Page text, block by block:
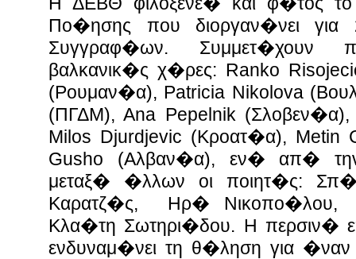
Πο�ησης που διοργαν�νει
Συγγραφ�ων.
βαλκανικ�ς χ�ρες: Ranko
(Ρουμαν�α), Patricia Nikolova
(ΠΓΔΜ), Ana Pepelnik
Milos Djurdjevic (Κροατ�α), Metin
Gusho (Αλβαν�α), εν� απ�
μεταξ� �λλων οι ποιητ�ς:
Καρατζ�ς, Ηρ� Νικοπο�λου,
Κλα�τη Σωτηρι�δου. Η περσιν�
ενδυναμ�νει τη θ�ληση για